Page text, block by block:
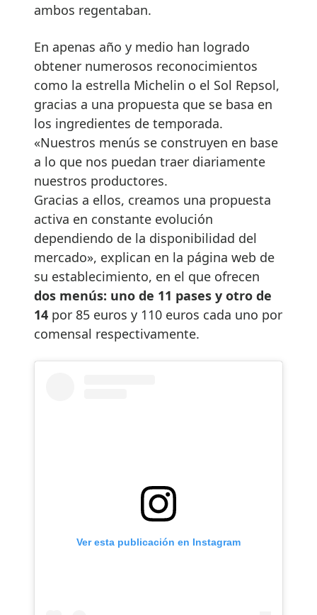
ambos regentaban.
En apenas año y medio han logrado
obtener numerosos reconocimientos
como la estrella Michelin o el Sol Repsol,
gracias a una propuesta que se basa en
los ingredientes de temporada.
«Nuestros menús se construyen en base
a lo que nos puedan traer diariamente
nuestros productores.
Gracias a ellos, creamos una propuesta
activa en constante evolución
dependiendo de la disponibilidad del
mercado», explican en la página web de
su establecimiento, en el que ofrecen
dos menús: uno de 11 pases y otro de
14 por 85 euros y 110 euros cada uno por
comensal respectivamente.
Ver esta publicación en Instagram